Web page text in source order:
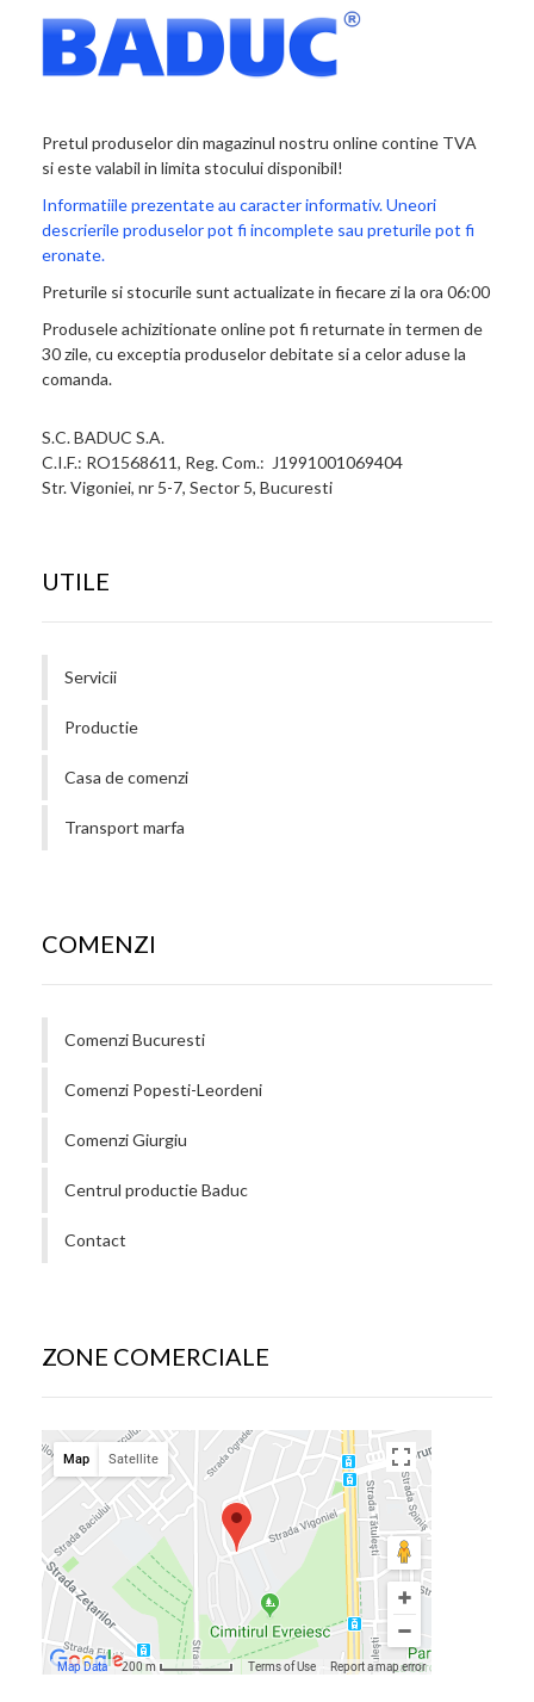
Pretul produselor din magazinul nostru online contine TVA
si este valabil in limita stocului disponibil!
Informatiile prezentate au caracter informativ. Uneori
descrierile produselor pot fi incomplete sau preturile pot fi
eronate.
Preturile si stocurile sunt actualizate in fiecare zi la ora 06:00
Produsele achizitionate online pot fi returnate in termen de
30 zile, cu exceptia produselor debitate si a celor aduse la
comanda.
S.C. BADUC S.A.
C.I.F.: RO1568611, Reg. Com.: J1991001069404
Str. Vigoniei, nr 5-7, Sector 5, Bucuresti
UTILE
Servicii
Productie
Casa de comenzi
Transport marfa
COMENZI
Comenzi Bucuresti
Comenzi Popesti-Leordeni
Comenzi Giurgiu
Centrul productie Baduc
Contact
ZONE COMERCIALE